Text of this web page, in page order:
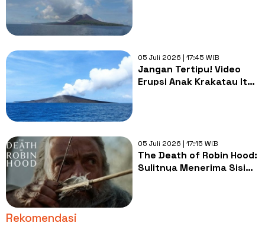
05 Juli 2026 | 17:45 WIB
Jangan Tertipu! Video
Erupsi Anak Krakatau Itu
05 Juli 2026 | 17:15 WIB
The Death of Robin Hood:
Sulitnya Menerima Sisi
Rekomendasi